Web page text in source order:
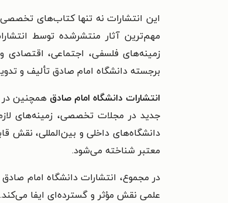
این انتشارات نه تنها کتاب‌های تخصصی
مهم‌ترین آثار منتشرشده توسط
زمینه‌های فلسفی، اجتماعی،
برجسته دانشگاه امام صادق تألیف و
انتشارات دانشگاه امام صادقهمچنین در
جدید در مجلات تخصصی، زمینه‌های
دانشگاه‌های داخلی و بین‌المللی، نقش
معتبر شناخته می‌شود.
در مجموع، انتشارات دانشگاه امام
علمی نقش مؤثر و گسترده‌ای ایفا می‌کند.